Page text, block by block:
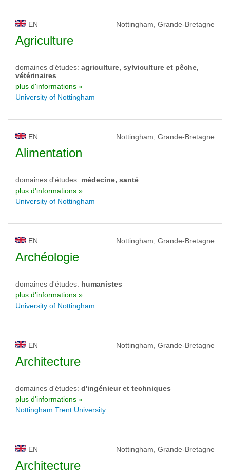
EN Nottingham, Grande-Bretagne
Agriculture
domaines d'études: agriculture, sylviculture et pêche,
vétérinaires
plus d'informations »
University of Nottingham
EN Nottingham, Grande-Bretagne
Alimentation
domaines d'études: médecine, santé
plus d'informations »
University of Nottingham
EN Nottingham, Grande-Bretagne
Archéologie
domaines d'études: humanistes
plus d'informations »
University of Nottingham
EN Nottingham, Grande-Bretagne
Architecture
domaines d'études: d'ingénieur et techniques
plus d'informations »
Nottingham Trent University
EN Nottingham, Grande-Bretagne
Architecture